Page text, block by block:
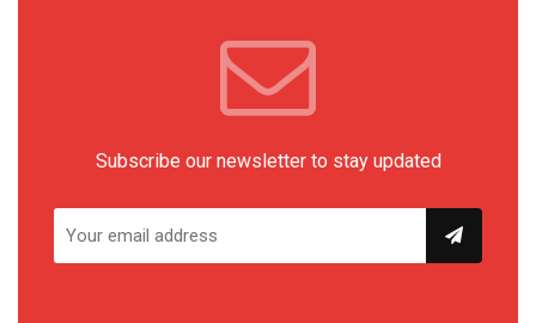
Subscribe our newsletter to stay updated